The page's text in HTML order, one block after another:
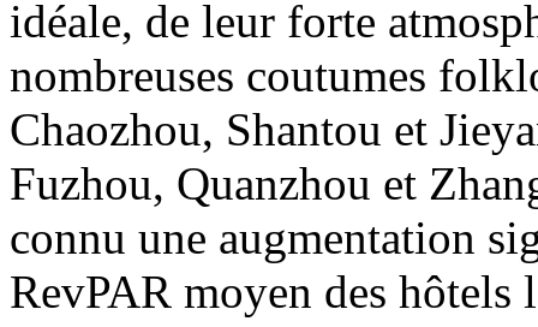
idéale, de leur forte
nombreuses coutumes
Chaozhou, Shantou et
Fuzhou, Quanzhou et
connu une augmentation
RevPAR moyen des hôtels